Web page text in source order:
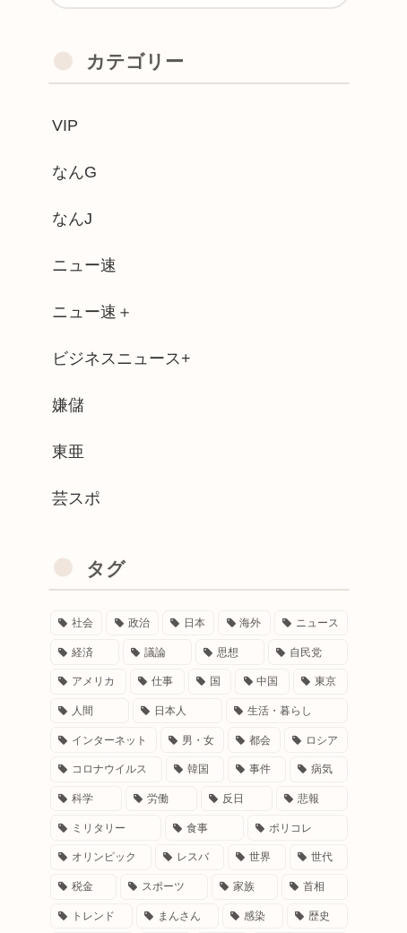
、発見される
に最終バージョンを持って全シナリオ完...
ん、Xでエチエチ投稿ｗｗｗ
関係をちらり告白 「10代から売れて、...
んでも地元好きすぎな模様ww
イランはとんでもない二枚舌だ！！」
子高校生に話しかける はげ頭の小太り...
ました」ランニング中の女子大生2人が目...
非常に順調、48時間後に詳細が判明する...
カテゴリー
VIP
なんG
なんJ
ニュー速
ニュー速＋
ビジネスニュース+
嫌儲
東亜
芸スポ
タグ
社会 政治 日本 海外 ニュース
経済 議論 思想 自民党
アメリカ 仕事 国 中国 東京
人間 日本人 生活・暮らし
インターネット 男・女 都会 ロシア
コロナウイルス 韓国 事件 病気
科学 労働 反日 悲報
ミリタリー 食事 ポリコレ
オリンピック レスバ 世界 世代
税金 スポーツ 家族 首相
トレンド まんさん 感染 歴史